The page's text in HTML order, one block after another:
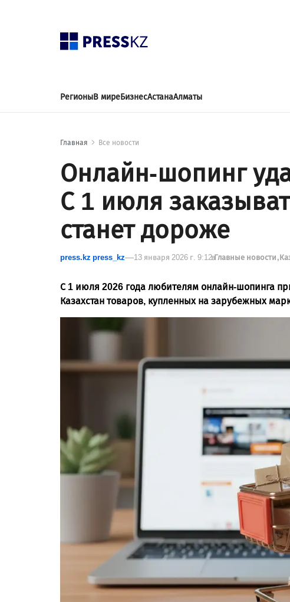
РегионыВ миреБизнесАстанаАлматы
Главная Все новости
Онлайн-шопинг
С 1 июля
станет дороже
press.kz press_kz 13 января 2026 г. 9:12вГлавные новости
С 1 июля 2026 года любителям онлайн-шопинга
Казахстан товаров, купленных на зарубежных